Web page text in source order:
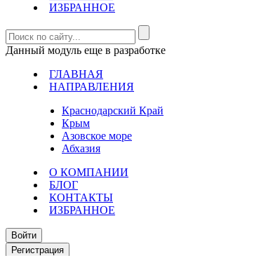
ИЗБРАННОЕ
Данный модуль еще в разработке
ГЛАВНАЯ
НАПРАВЛЕНИЯ
Краснодарский Край
Крым
Азовское море
Абхазия
О КОМПАНИИ
БЛОГ
КОНТАКТЫ
ИЗБРАННОЕ
Войти
Регистрация